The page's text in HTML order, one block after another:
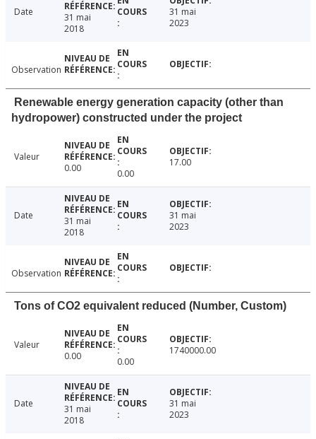
Date
31 mai
2018
31 mai
2023
Observation
Renewable energy generation capacity (other than
hydropower) constructed under the project
Valeur
0.00
0.00
17.00
Date
31 mai
2018
31 mai
2023
Observation
Tons of CO2 equivalent reduced (Number, Custom)
Valeur
0.00
0.00
1740000.00
Date
31 mai
2018
31 mai
2023